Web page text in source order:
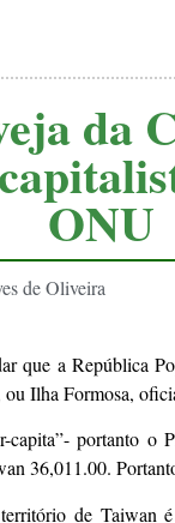
da
ONU
de Oliveira
que a República
Ilha Formosa,
portanto o
36,011.00.
de